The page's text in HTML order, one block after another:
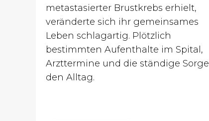
metastasierter Brustkrebs erhielt,
veränderte sich ihr gemeinsames
Leben schlagartig. Plötzlich
bestimmten Aufenthalte im Spital,
Arzttermine und die ständige Sorge
den Alltag.